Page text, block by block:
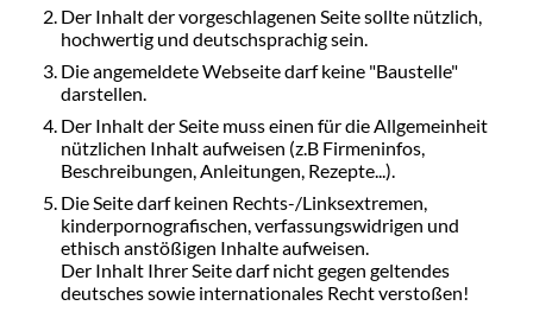
Der Inhalt der vorgeschlagenen Seite sollte nützlich,
hochwertig und deutschsprachig sein.
Die angemeldete Webseite darf keine "Baustelle"
darstellen.
Der Inhalt der Seite muss einen für die Allgemeinheit
nützlichen Inhalt aufweisen (z.B Firmeninfos,
Beschreibungen, Anleitungen, Rezepte...).
Die Seite darf keinen Rechts-/Linksextremen,
kinderpornografischen, verfassungswidrigen und
ethisch anstößigen Inhalte aufweisen.
Der Inhalt Ihrer Seite darf nicht gegen geltendes
deutsches sowie internationales Recht verstoßen!